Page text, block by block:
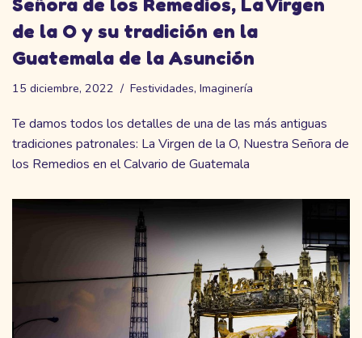
Señora de los Remedios, La Virgen
de la O y su tradición en la
Guatemala de la Asunción
15 diciembre, 2022 Festividades, Imaginería
Te damos todos los detalles de una de las más antiguas
tradiciones patronales: La Virgen de la O, Nuestra Señora de
los Remedios en el Calvario de Guatemala